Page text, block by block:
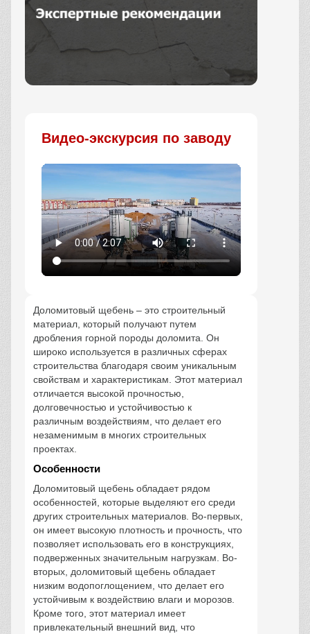
Видео-экскурсия по заводу
Доломитовый щебень – это строительный
материал, который получают путем
дробления горной породы доломита. Он
широко используется в различных сферах
строительства благодаря своим уникальным
свойствам и характеристикам. Этот материал
отличается высокой прочностью,
долговечностью и устойчивостью к
различным воздействиям, что делает его
незаменимым в многих строительных
проектах.
Особенности
Доломитовый щебень обладает рядом
особенностей, которые выделяют его среди
других строительных материалов. Во-первых,
он имеет высокую плотность и прочность, что
позволяет использовать его в конструкциях,
подверженных значительным нагрузкам. Во-
вторых, доломитовый щебень обладает
низким водопоглощением, что делает его
устойчивым к воздействию влаги и морозов.
Кроме того, этот материал имеет
привлекательный внешний вид, что